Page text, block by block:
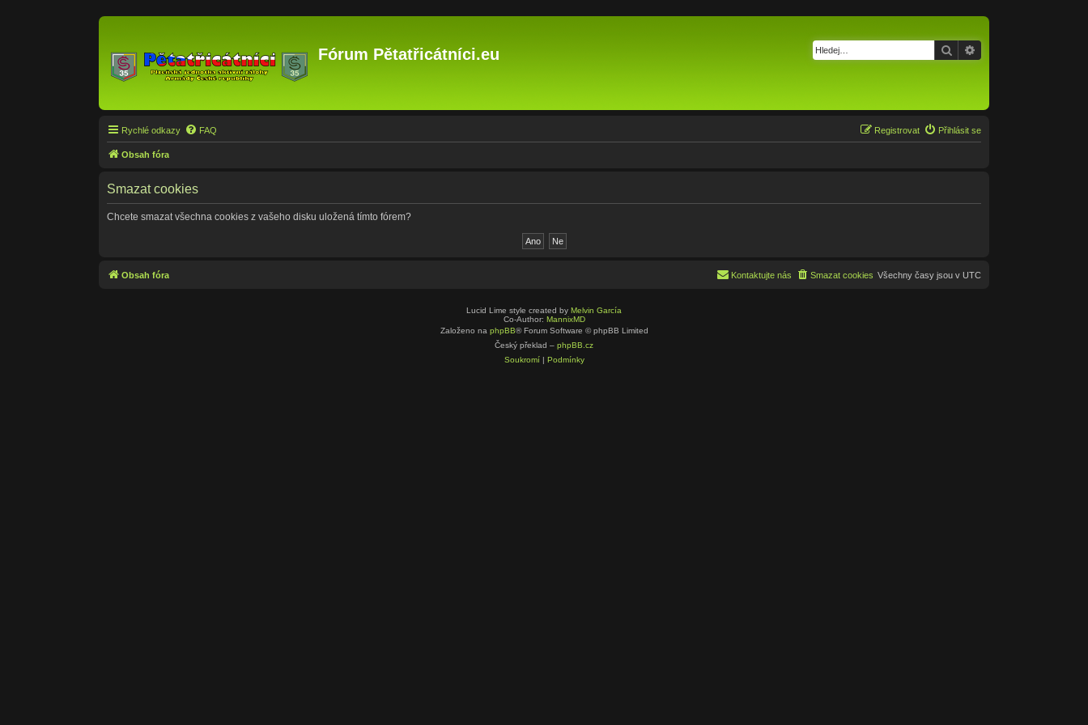
Fórum Pětatřicátníci.eu Hledat
Rychlé odkazy FAQ Přihlásit se
Registrovat
Obsah fóra
Smazat cookies
Chcete smazat všechna cookies z vašeho disku uložená tímto fórem?
Obsah fóra Všechny časy jsou v UTC
Smazat cookies
Kontaktujte nás
Lucid Lime style created by Melvin García
Co-Author: MannixMD
Založeno na phpBB® Forum Software © phpBB Limited
Český překlad – phpBB.cz
Soukromí| Podmínky